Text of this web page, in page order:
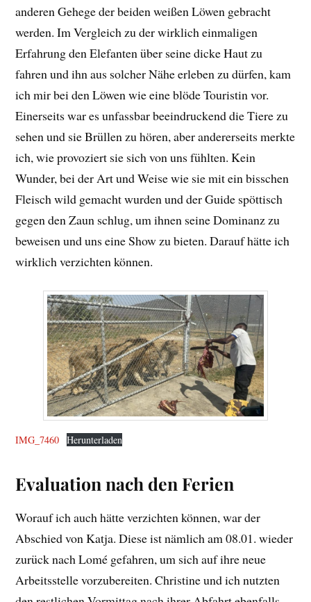
anderen Gehege der beiden weißen Löwen gebracht
werden. Im Vergleich zu der wirklich einmaligen
Erfahrung den Elefanten über seine dicke Haut zu
fahren und ihn aus solcher Nähe erleben zu dürfen, kam
ich mir bei den Löwen wie eine blöde Touristin vor.
Einerseits war es unfassbar beeindruckend die Tiere zu
sehen und sie Brüllen zu hören, aber andererseits merkte
ich, wie provoziert sie sich von uns fühlten. Kein
Wunder, bei der Art und Weise wie sie mit ein bisschen
Fleisch wild gemacht wurden und der Guide spöttisch
gegen den Zaun schlug, um ihnen seine Dominanz zu
beweisen und uns eine Show zu bieten. Darauf hätte ich
wirklich verzichten können.
IMG_7460 Herunterladen
Evaluation nach den Ferien
Worauf ich auch hätte verzichten können, war der
Abschied von Katja. Diese ist nämlich am 08.01. wieder
zurück nach Lomé gefahren, um sich auf ihre neue
Arbeitsstelle vorzubereiten. Christine und ich nutzten